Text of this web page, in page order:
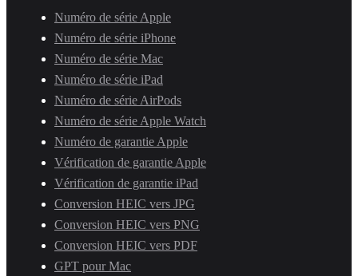
Numéro de série Apple
Numéro de série iPhone
Numéro de série Mac
Numéro de série iPad
Numéro de série AirPods
Numéro de série Apple Watch
Numéro de garantie Apple
Vérification de garantie Apple
Vérification de garantie iPad
Conversion HEIC vers JPG
Conversion HEIC vers PNG
Conversion HEIC vers PDF
GPT pour Mac